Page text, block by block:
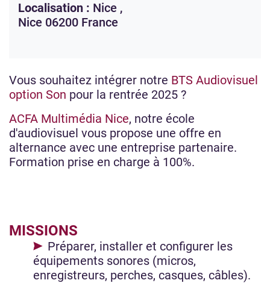
Localisation : Nice ,
Nice 06200 France
Vous souhaitez intégrer notre BTS Audiovisuel
option Son pour la rentrée 2025 ?
ACFA Multimédia Nice, notre école
d'audiovisuel vous propose une offre en
alternance avec une entreprise partenaire.
Formation prise en charge à 100%.
MISSIONS
Préparer, installer et configurer les
équipements sonores (micros,
enregistreurs, perches, casques, câbles).